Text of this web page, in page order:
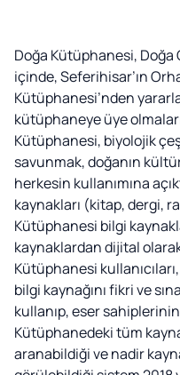
Doğa Kütüphanesi, Doğa
içinde, Seferihisar’ın
Kütüphanesi’nden
kütüphaneye üye
Kütüphanesi, biyolojik
savunmak, doğanın
herkesin kullanımına
kaynakları (kitap, dergi,
Kütüphanesi bilgi
kaynaklardan dijital
Kütüphanesi
bilgi kaynağını fikri ve
kullanıp, eser
Kütüphanedeki tüm
aranabildiği ve nadir